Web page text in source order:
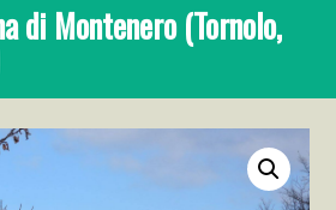
di Montenero (Tornolo,